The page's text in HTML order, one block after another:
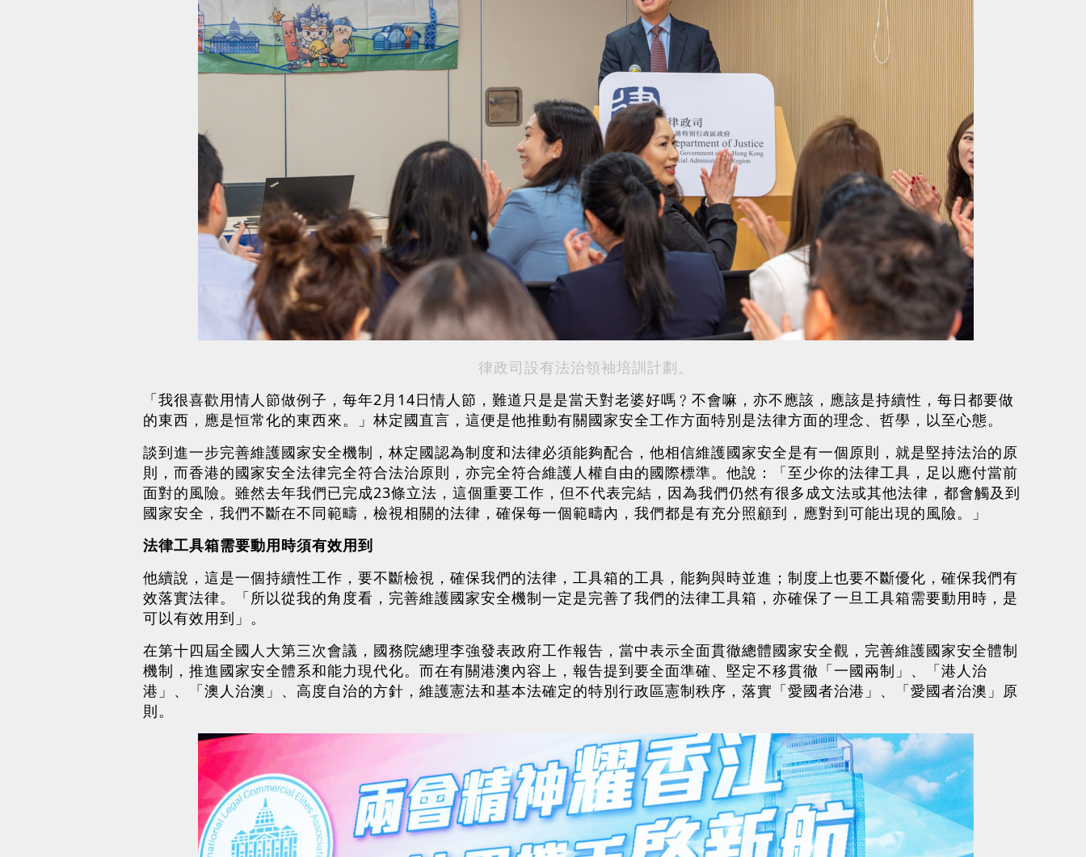
律政司設有法治領袖培訓計劃。
「我很喜歡用情人節做例子，每年2月14日情人節，難道只是是當天對老婆好嗎﹖不會嘛，亦不應該，應該是持續性，每日都要做
的東西，應是恒常化的東西來。」林定國直言，這便是他推動有關國家安全工作方面特別是法律方面的理念、哲學，以至心態。
談到進一步完善維護國家安全機制，林定國認為制度和法律必須能夠配合，他相信維護國家安全是有一個原則，就是堅持法治的原
則，而香港的國家安全法律完全符合法治原則，亦完全符合維護人權自由的國際標準。他說：「至少你的法律工具，足以應付當前
面對的風險。雖然去年我們已完成23條立法，這個重要工作，但不代表完結，因為我們仍然有很多成文法或其他法律，都會觸及到
國家安全，我們不斷在不同範疇，檢視相關的法律，確保每一個範疇內，我們都是有充分照顧到，應對到可能出現的風險。」
法律工具箱需要動用時須有效用到
他續說，這是一個持續性工作，要不斷檢視，確保我們的法律，工具箱的工具，能夠與時並進；制度上也要不斷優化，確保我們有
效落實法律。「所以從我的角度看，完善維護國家安全機制一定是完善了我們的法律工具箱，亦確保了一旦工具箱需要動用時，是
可以有效用到」。
在第十四屆全國人大第三次會議，國務院總理李強發表政府工作報告，當中表示全面貫徹總體國家安全觀，完善維護國家安全體制
機制，推進國家安全體系和能力現代化。而在有關港澳內容上，報告提到要全面準確、堅定不移貫徹「一國兩制」、「港人治
港」、「澳人治澳」、高度自治的方針，維護憲法和基本法確定的特別行政區憲制秩序，落實「愛國者治港」、「愛國者治澳」原
則。